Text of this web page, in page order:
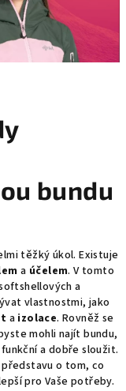
bundu
těžký úkol. Existuje
a účelem. V tomto
a
vlastnostmi, jako
a izolace. Rovněž se
mohli najít bundu,
a dobře sloužit.
o tom, co
pro Vaše potřeby.